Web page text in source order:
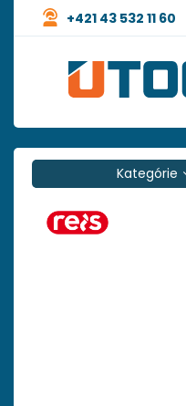
+421 43 532 11 60
Kategórie